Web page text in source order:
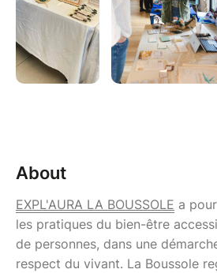
About
EXPL'AURA LA BOUSSOLE a
les pratiques du bien-être
de personnes, dans une
respect du vivant. La Boussole